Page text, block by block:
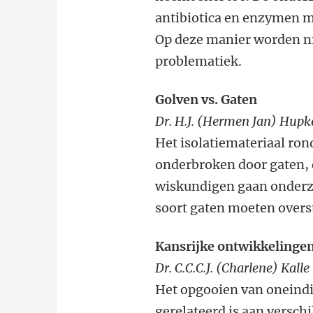
antibiotica en enzymen
Op deze manier worden
problematiek.
Golven vs. Gaten
Dr. H.J. (Hermen Jan)
Het isolatiemateriaal
onderbroken door gaten,
wiskundigen gaan
soort gaten moeten
Kansrijke
Dr. C.C.C.J. (Charlene)
Het opgooien van